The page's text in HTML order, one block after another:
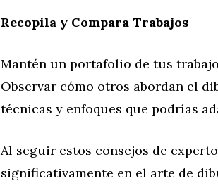
Recopila y Compara Trabajos
Mantén un portafolio de tus
Observar cómo otros abordan el
técnicas y enfoques que podrías
Al seguir estos consejos de
significativamente en el arte de